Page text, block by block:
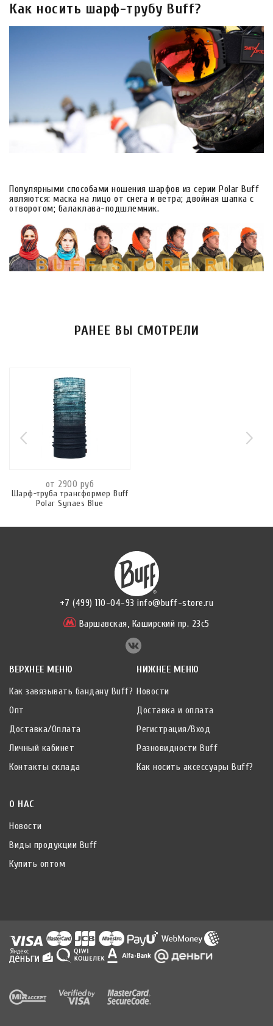
Как носить шарф-трубу Buff?
Популярными способами ношения шарфов из серии Polar Buff
являются: маска на лицо от снега и ветра; двойная шапка с
отворотом; балаклава-подшлемник.
РАНЕЕ ВЫ СМОТРЕЛИ
от 2900 руб
Шарф-труба трансформер Buff
Polar Synaes Blue
+7 (499) 110-04-93 info@buff-store.ru
Варшавская, Каширский пр. 23с5
ВЕРХНЕЕ МЕНЮ
Как завязывать бандану Buff?
Опт
Доставка/Оплата
Личный кабинет
Контакты склада
НИЖНЕЕ МЕНЮ
Новости
Доставка и оплата
Регистрация/Вход
Разновидности Buff
Как носить аксессуары Buff?
О НАС
Новости
Виды продукции Buff
Купить оптом